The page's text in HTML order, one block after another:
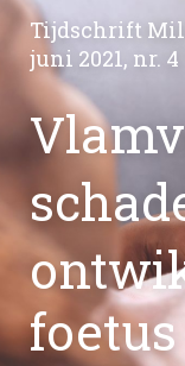
Tijdschrift
juni 2021, nr. 4
foetus